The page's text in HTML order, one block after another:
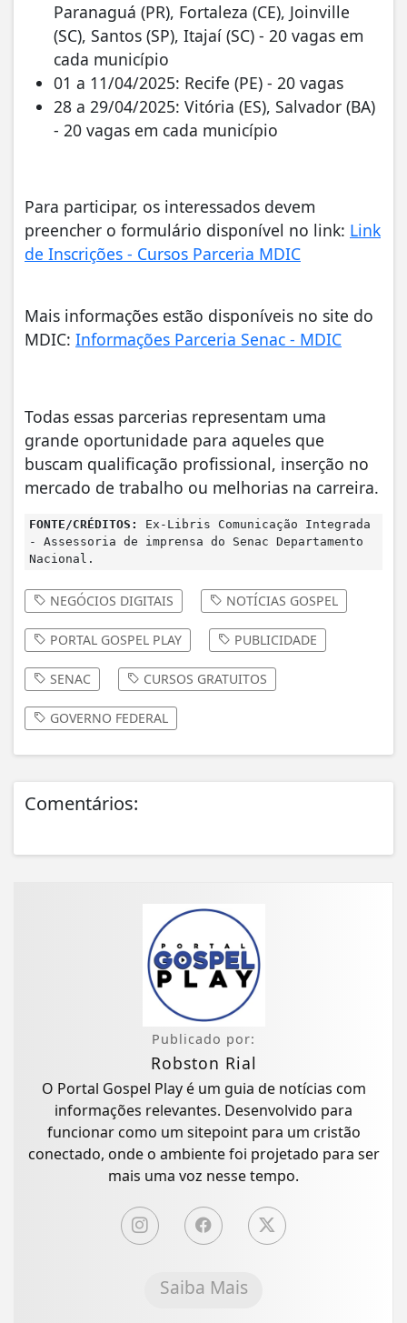
Paranaguá (PR), Fortaleza (CE), Joinville
(SC), Santos (SP), Itajaí (SC) - 20 vagas em
cada município
01 a 11/04/2025: Recife (PE) - 20 vagas
28 a 29/04/2025: Vitória (ES), Salvador (BA)
- 20 vagas em cada município
Para participar, os interessados devem
preencher o formulário disponível no link: Link
de Inscrições - Cursos Parceria MDIC
Mais informações estão disponíveis no site do
MDIC: Informações Parceria Senac - MDIC
Todas essas parcerias representam uma
grande oportunidade para aqueles que
buscam qualificação profissional, inserção no
mercado de trabalho ou melhorias na carreira.
FONTE/CRÉDITOS:
Ex-Libris Comunicação Integrada
- Assessoria de imprensa do Senac Departamento
Nacional.
NEGÓCIOS DIGITAIS NOTÍCIAS GOSPEL
PORTAL GOSPEL PLAY PUBLICIDADE
SENAC CURSOS GRATUITOS
GOVERNO FEDERAL
Comentários:
Publicado por:
Robston Rial
O Portal Gospel Play é um guia de notícias com
informações relevantes. Desenvolvido para
funcionar como um sitepoint para um cristão
conectado, onde o ambiente foi projetado para ser
mais uma voz nesse tempo.
Saiba Mais